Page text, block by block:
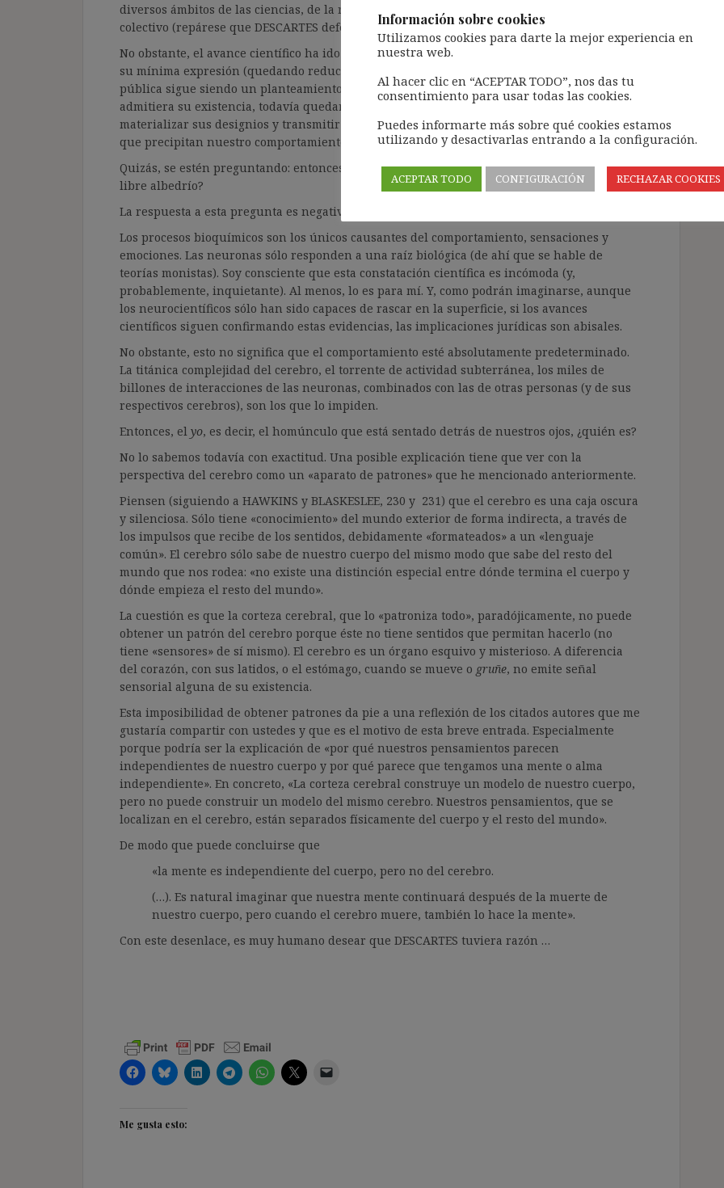
diversos ámbitos de las ciencias, de la religión y de la filosofía y también en el ideario
colectivo (repárese que DESCARTES defendía la inmortalidad del alma).
No obstante, el avance científico ha ido arrinconando esta propuesta cartesiana dualista a
su mínima expresión (quedando reducida a una teoría marginal – aunque en la opinión
pública sigue siendo un planteamiento muy extendido y común). De hecho, aunque se
admitiera su existencia, todavía quedaría por demostrar cómo el alma es capaz de
materializar sus designios y transmitir la información al cerebro para generar los impulsos
que precipitan nuestro comportamiento. Nada sugiere que esto exista.
Quizás, se estén preguntando: entonces, si el alma separada del cuerpo no existe, ¿tenemos
libre albedrío?
La respuesta a esta pregunta es negativa: tampoco tenemos libre albedrío.
Los procesos bioquímicos son los únicos causantes del comportamiento, sensaciones y
emociones. Las neuronas sólo responden a una raíz biológica (de ahí que se hable de
teorías monistas). Soy consciente que esta constatación científica es incómoda (y,
probablemente, inquietante). Al menos, lo es para mí. Y, como podrán imaginarse, aunque
los neurocientíficos sólo han sido capaces de rascar en la superficie, si los avances
científicos siguen confirmando estas evidencias, las implicaciones jurídicas son abisales.
No obstante, esto no significa que el comportamiento esté absolutamente predeterminado.
La titánica complejidad del cerebro, el torrente de actividad subterránea, los miles de
billones de interacciones de las neuronas, combinados con las de otras personas (y de sus
respectivos cerebros), son los que lo impiden.
Entonces, el yo, es decir, el homúnculo que está sentado detrás de nuestros ojos, ¿quién es?
No lo sabemos todavía con exactitud. Una posible explicación tiene que ver con la
perspectiva del cerebro como un «aparato de patrones» que he mencionado anteriormente.
Piensen (siguiendo a HAWKINS y BLASKESLEE, 230 y 231) que el cerebro es una caja oscura
y silenciosa. Sólo tiene «conocimiento» del mundo exterior de forma indirecta, a través de
los impulsos que recibe de los sentidos, debidamente «formateados» a un «lenguaje
común». El cerebro sólo sabe de nuestro cuerpo del mismo modo que sabe del resto del
mundo que nos rodea: «no existe una distinción especial entre dónde termina el cuerpo y
dónde empieza el resto del mundo».
La cuestión es que la corteza cerebral, que lo «patroniza todo», paradójicamente, no puede
obtener un patrón del cerebro porque éste no tiene sentidos que permitan hacerlo (no
tiene «sensores» de sí mismo). El cerebro es un órgano esquivo y misterioso. A diferencia
del corazón, con sus latidos, o el estómago, cuando se mueve o gruñe, no emite señal
sensorial alguna de su existencia.
Esta imposibilidad de obtener patrones da pie a una reflexión de los citados autores que me
gustaría compartir con ustedes y que es el motivo de esta breve entrada. Especialmente
porque podría ser la explicación de «por qué nuestros pensamientos parecen
independientes de nuestro cuerpo y por qué parece que tengamos una mente o alma
independiente». En concreto, «La corteza cerebral construye un modelo de nuestro cuerpo,
pero no puede construir un modelo del mismo cerebro. Nuestros pensamientos, que se
localizan en el cerebro, están separados físicamente del cuerpo y el resto del mundo».
De modo que puede concluirse que
«la mente es independiente del cuerpo, pero no del cerebro.
(…). Es natural imaginar que nuestra mente continuará después de la muerte de
nuestro cuerpo, pero cuando el cerebro muere, también lo hace la mente».
Con este desenlace, es muy humano desear que DESCARTES tuviera razón …
Me gusta esto:
Información sobre cookies
Utilizamos cookies para darte la mejor experiencia en
nuestra web.
Al hacer clic en “ACEPTAR TODO”, nos das tu
consentimiento para usar todas las cookies.
Puedes informarte más sobre qué cookies estamos
utilizando y desactivarlas entrando a la configuración.
ACEPTAR TODO CONFIGURACIÓN RECHAZAR COOKIES